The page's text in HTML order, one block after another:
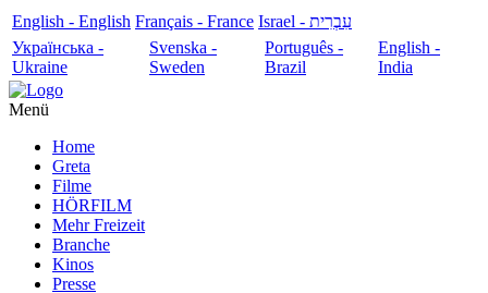
English - English Français - France
עִבְרִית - Israel
Українська -
Ukraine
Svenska -
Sweden
Português -
Brazil
English -
India
Menü
Home
Greta
Filme
HÖRFILM
Mehr Freizeit
Branche
Kinos
Presse